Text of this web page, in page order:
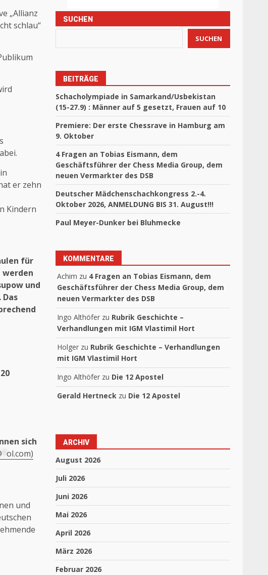
„Allianz
schlau“
er zehn
Kindern
für
werden
und
sich
ol.com)
und
SUCHEN
SUCHEN
BEITRÄGE
Schacholympiade in Samarkand/Usbekistan
(15-27.9) : Männer auf 5 gesetzt, Frauen auf 10
Premiere: Der erste Chessrave in Hamburg am
9. Oktober
4 Fragen an Tobias Eismann, dem
Geschäftsführer der Chess Media Group, dem
neuen Vermarkter des DSB
Deutscher Mädchenschachkongress 2.-4.
Oktober 2026, ANMELDUNG BIS 31. August!!!
Paul Meyer-Dunker bei Bluhmecke
KOMMENTARE
Achim zu 4 Fragen an Tobias Eismann, dem
Geschäftsführer der Chess Media Group, dem
neuen Vermarkter des DSB
Ingo Althöfer zu Rubrik Geschichte –
Verhandlungen mit IGM Vlastimil Hort
Holger zu Rubrik Geschichte – Verhandlungen
mit IGM Vlastimil Hort
Ingo Althöfer zu Die 12 Apostel
Gerald Hertneck zu Die 12 Apostel
ARCHIV
August 2026
Juli 2026
Juni 2026
Mai 2026
April 2026
März 2026
Februar 2026